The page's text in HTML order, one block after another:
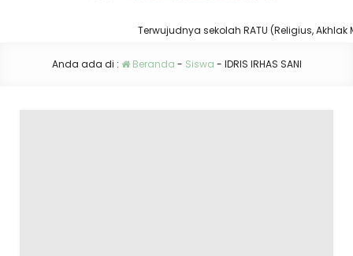
Terwujudnya sekolah RATU (Religius, Akhlak
Anda ada di : Beranda - Siswa - IDRIS IRHAS SANI